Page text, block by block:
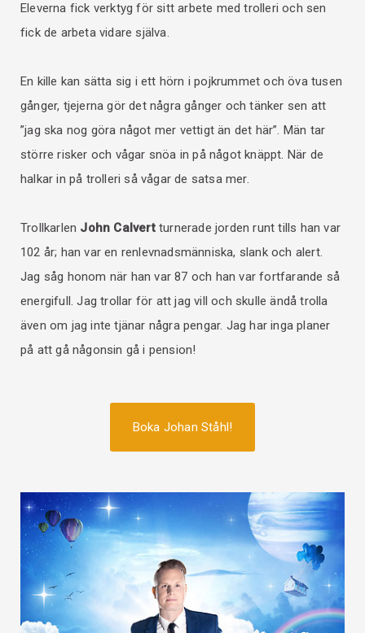
Eleverna fick verktyg för sitt arbete med trolleri och sen
fick de arbeta vidare själva.
En kille kan sätta sig i ett hörn i pojkrummet och öva tusen
gånger, tjejerna gör det några gånger och tänker sen att
”jag ska nog göra något mer vettigt än det här”. Män tar
större risker och vågar snöa in på något knäppt. När de
halkar in på trolleri så vågar de satsa mer.
Trollkarlen John Calvertturnerade jorden runt tills han var
102 år; han var en renlevnadsmänniska, slank och alert.
Jag såg honom när han var 87 och han var fortfarande så
energifull. Jag trollar för att jag vill och skulle ändå trolla
även om jag inte tjänar några pengar. Jag har inga planer
på att gå någonsin gå i pension!
Boka Johan Ståhl!